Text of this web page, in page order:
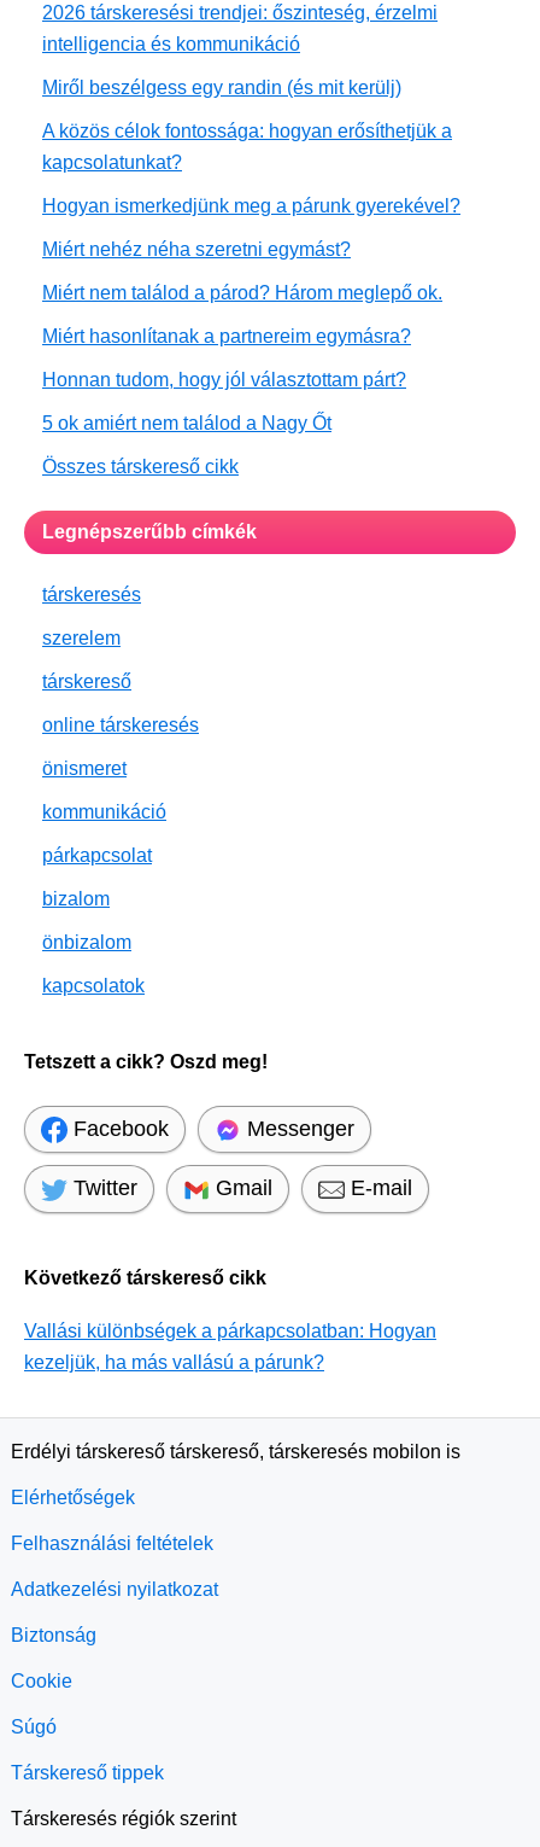
2026 társkeresési trendjei: őszinteség, érzelmi
intelligencia és kommunikáció
Miről beszélgess egy randin (és mit kerülj)
A közös célok fontossága: hogyan erősíthetjük a
kapcsolatunkat?
Hogyan ismerkedjünk meg a párunk gyerekével?
Miért nehéz néha szeretni egymást?
Miért nem találod a párod? Három meglepő ok.
Miért hasonlítanak a partnereim egymásra?
Honnan tudom, hogy jól választottam párt?
5 ok amiért nem találod a Nagy Őt
Összes társkereső cikk
Legnépszerűbb címkék
társkeresés
szerelem
társkereső
online társkeresés
önismeret
kommunikáció
párkapcsolat
bizalom
önbizalom
kapcsolatok
Tetszett a cikk? Oszd meg!
Facebook Messenger
Twitter Gmail E-mail
Következő társkereső cikk
Vallási különbségek a párkapcsolatban: Hogyan
kezeljük, ha más vallású a párunk?
Erdélyi társkereső társkereső, társkeresés mobilon is
Elérhetőségek
Felhasználási feltételek
Adatkezelési nyilatkozat
Biztonság
Cookie
Súgó
Társkereső tippek
Társkeresés régiók szerint